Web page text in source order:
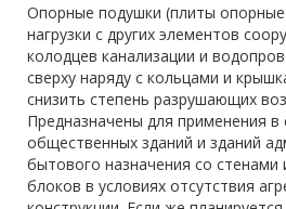
Опорные подушки (плиты
нагрузки с других элементов
колодцев канализации и
сверху наряду с кольцами и
снизить степень разрушающих
Предназначены для применения в
общественных зданий и зданий
бытового назначения со стенами
блоков в условиях отсутствия